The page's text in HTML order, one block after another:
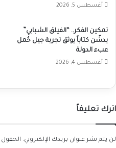
أغسطس 5, 2026
تمكين الفكر.. “الفيلق الشبابي”
يدشّن كتاباً يوثق تجربة جيل حُمل
عبء الدولة
أغسطس 4, 2026
اترك تعليقاً
لن يتم نشر عنوان بريدك الإلكتروني. الحقول